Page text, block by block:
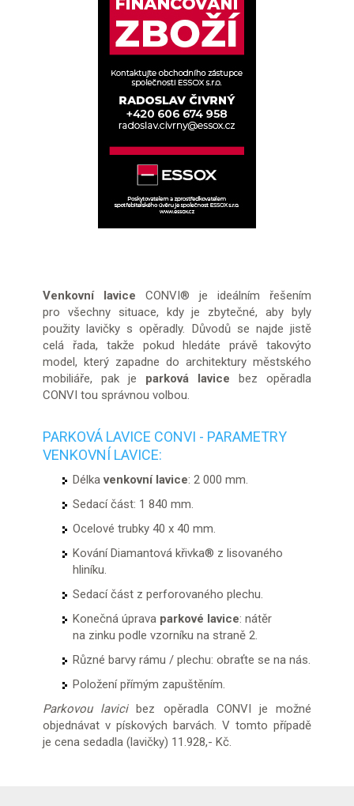
Venkovní lavice CONVI® je ideálním řešením
pro všechny situace, kdy je zbytečné, aby byly
použity lavičky s opěradly. Důvodů se najde jistě
celá řada, takže pokud hledáte právě takovýto
model, který zapadne do architektury městského
mobiliáře, pak je parková lavice bez opěradla
CONVI tou správnou volbou.
PARKOVÁ LAVICE CONVI - PARAMETRY
VENKOVNÍ LAVICE:
Délkavenkovní lavice: 2 000 mm.
Sedací část: 1 840 mm.
Ocelové trubky 40 x 40 mm.
Kování Diamantová křivka® z lisovaného
hliníku.
Sedací část z perforovaného plechu.
Konečná úprava parkové lavice: nátěr
na zinku podle vzorníku na straně 2.
Různé barvy rámu / plechu: obraťte se na nás.
Položení přímým zapuštěním.
Parkovou lavicibez opěradla CONVI je možné
objednávat v pískových barvách. V tomto případě
je cena sedadla (lavičky) 11.928,- Kč.